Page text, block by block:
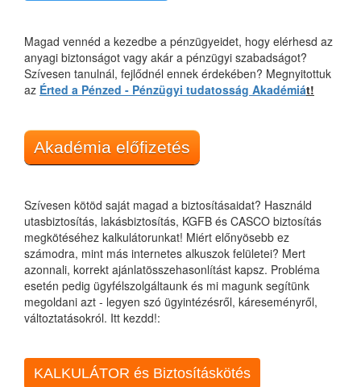
Magad vennéd a kezedbe a pénzügyeidet, hogy elérhesd az
anyagi biztonságot vagy akár a pénzügyi szabadságot?
Szívesen tanulnál, fejlődnél ennek érdekében? Megnyitottuk
az Érted a Pénzed - Pénzügyi tudatosság Akadémiát!
Akadémia előfizetés
Szívesen kötöd saját magad a biztosításaidat? Használd
utasbiztosítás, lakásbiztosítás, KGFB és CASCO biztosítás
megkötéséhez kalkulátorunkat! Miért előnyösebb ez
számodra, mint más internetes alkuszok felületei? Mert
azonnali, korrekt ajánlatösszehasonlítást kapsz. Probléma
esetén pedig ügyfélszolgáltaunk és mi magunk segítünk
megoldani azt - legyen szó ügyintézésről, káreseményről,
változtatásokról. Itt kezdd!:
KALKULÁTOR és Biztosításkötés